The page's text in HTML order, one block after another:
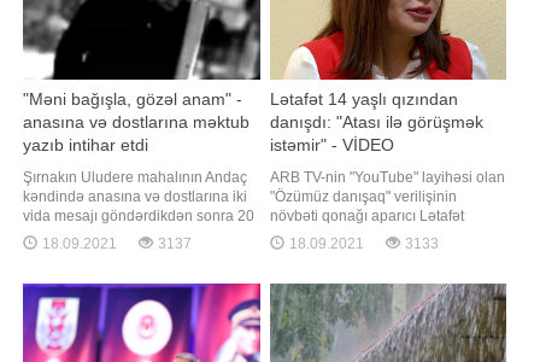
"Məni bağışla, gözəl anam" -
anasına və dostlarına məktub
yazıb intihar etdi
Şırnakın Uludere mahalının Andaç
kəndində anasına və dostlarına iki
vida mesajı göndərdikdən sonra 20
yaşlı bir gənc 35 metr yüksəklikdəki
uçurumdan tullanaraq intihar edib.
"Məni bağışla, gözəl anam.
Qardaşlarıma və dostlarıma vaxt
ayırmadan köçüb getdim"
18.09.2021 3137
Lətafət 14 yaşlı qızından
danışdı: "Atası ilə görüşmək
istəmir" - VİDEO
ARB TV-nin "YouTube" layihəsi olan
"Özümüz danışaq" verilişinin
növbəti qonağı aparıcı Lətafət
Ələkbərova olub. Tanınmış aparıcı
tək övlad böyütməyin çətin
başa düşür. Çox yaxşı dost
olmuşuq. Musiqini çox sevir. Vokal
dərsi alır. Qızımın 1
18.09.2021 3133